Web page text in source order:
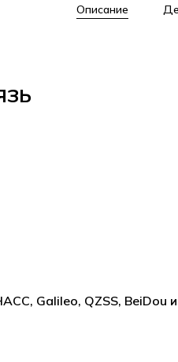
Описание
Galileo, QZSS, BeiDou